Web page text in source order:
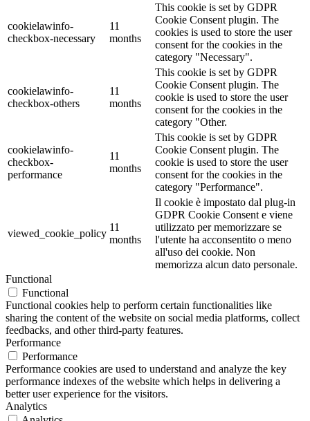
cookielawinfo-
checkbox-necessary
11
months
This cookie is set by GDPR
Cookie Consent plugin. The
cookies is used to store the user
consent for the cookies in the
category "Necessary".
cookielawinfo-
checkbox-others
11
months
This cookie is set by GDPR
Cookie Consent plugin. The
cookie is used to store the user
consent for the cookies in the
category "Other.
cookielawinfo-
checkbox-
performance
11
months
This cookie is set by GDPR
Cookie Consent plugin. The
cookie is used to store the user
consent for the cookies in the
category "Performance".
viewed_cookie_policy
11
months
Il cookie è impostato dal plug-in
GDPR Cookie Consent e viene
utilizzato per memorizzare se
l'utente ha acconsentito o meno
all'uso dei cookie. Non
memorizza alcun dato personale.
Functional
Functional
Functional cookies help to perform certain functionalities like
sharing the content of the website on social media platforms, collect
feedbacks, and other third-party features.
Performance
Performance
Performance cookies are used to understand and analyze the key
performance indexes of the website which helps in delivering a
better user experience for the visitors.
Analytics